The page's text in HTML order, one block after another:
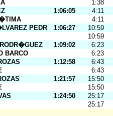
1:38
1:06:05
4:11
4:11
PEDRO 1:06:27
10:59
10:59
1:09:02
6:23
BARCO
6:23
1:12:58
6:43
6:43
1:21:57
15:50
15:50
1:24:50
25:17
25:17